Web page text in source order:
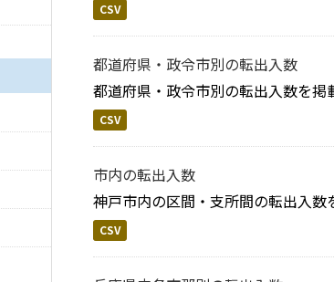
CSV
都道府県・政令市別の転出入数
都道府県・政令市別の転出入数を掲
CSV
市内の転出入数
神戸市内の区間・支所間の転出入数
CSV